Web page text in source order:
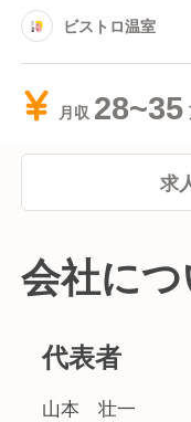
ビストロ温室
月収 28~35
求
会社に
代表者
山本 壮一